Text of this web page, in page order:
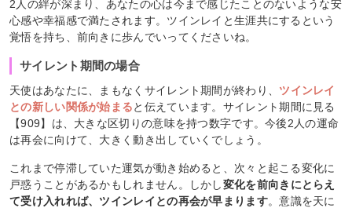
2人の絆が深まり、あなたの心は今まで感じたことのないような安
心感や幸福感で満たされます。ツインレイと生涯共にするという
覚悟を持ち、前向きに歩んでいってくださいね。
サイレント期間の場合
天使はあなたに、まもなくサイレント期間が終わり、 ツインレイ
との新しい関係が始まると伝えています。サイレント期間に見る
【909】は、大きな区切りの意味を持つ数字です。今後2人の運命
は再会に向けて、大きく動き出していくでしょう。
これまで停滞していた運気が動き始めると、次々と起こる変化に
戸惑うことがあるかもしれません。しかし変化を前向きにとらえ
て受け入れれば、ツインレイとの再会が早まります。意識を天に